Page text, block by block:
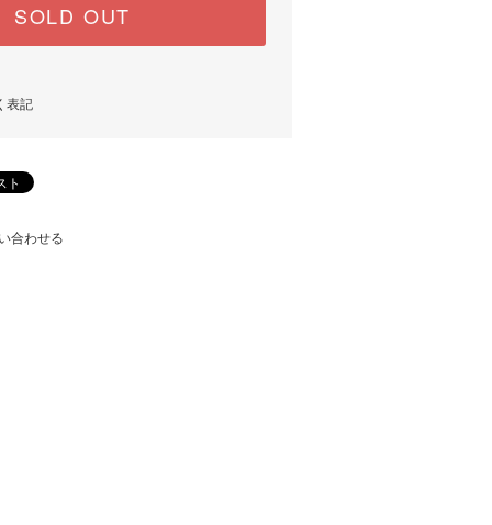
SOLD OUT
表記
合わせる